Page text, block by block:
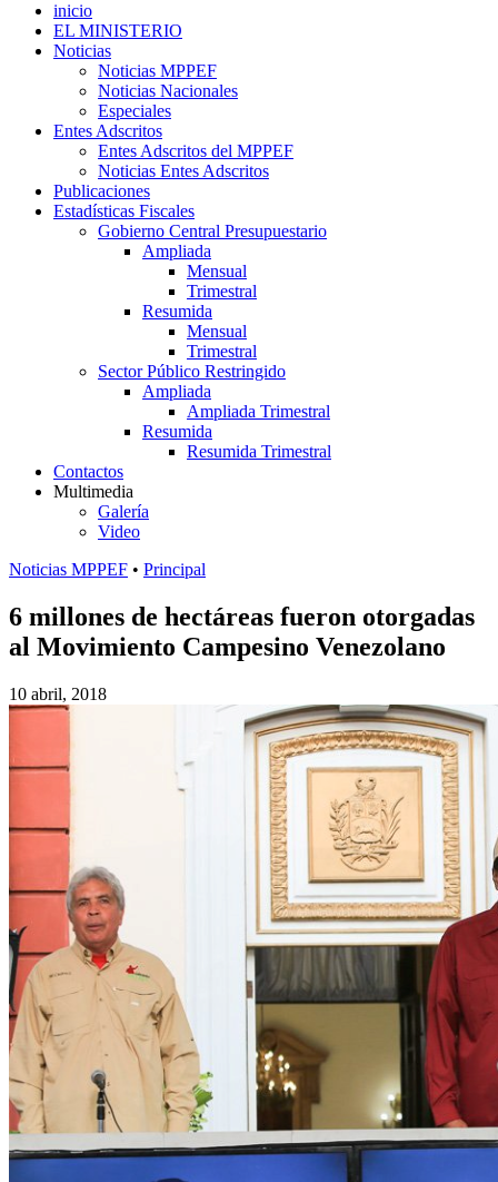
inicio
EL MINISTERIO
Noticias
Noticias MPPEF
Noticias Nacionales
Especiales
Entes Adscritos
Entes Adscritos del MPPEF
Noticias Entes Adscritos
Publicaciones
Estadísticas Fiscales
Gobierno Central Presupuestario
Ampliada
Mensual
Trimestral
Resumida
Mensual
Trimestral
Sector Público Restringido
Ampliada
Ampliada Trimestral
Resumida
Resumida Trimestral
Contactos
Multimedia
Galería
Video
Noticias MPPEF • Principal
6 millones de hectáreas fueron otorgadas
al Movimiento Campesino Venezolano
10 abril, 2018